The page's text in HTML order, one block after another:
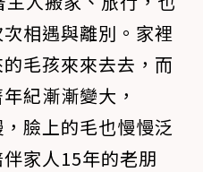
相遇與離別。家裡
毛孩來來去去，而
紀漸漸變大，
臉上的毛也慢慢泛
家人15年的老朋